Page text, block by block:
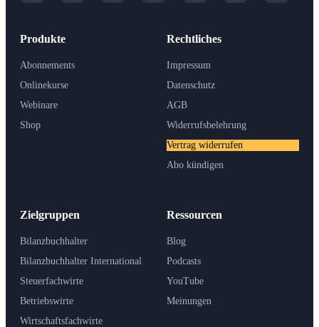
Produkte
Abonnements
Onlinekurse
Webinare
Shop
Zielgruppen
Bilanzbuchhalter
Bilanzbuchhalter International
Steuerfachwirte
Betriebswirte
Wirtschaftsfachwirte
Ressourcen
Blog
Podcasts
YouTube
Meinungen
Rechtliches
Impressum
Datenschutz
AGB
Widerrufsbelehrung
Vertrag widerrufen
Abo kündigen